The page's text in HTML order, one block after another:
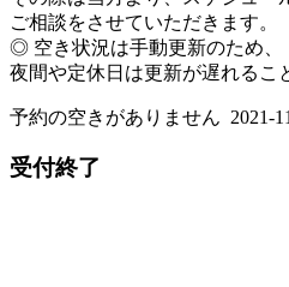
ご相談をさせていただきます。
◎ 空き状況は手動更新のため、
夜間や定休日は更新が遅れるこ
予約の空きがありません 2021-
受付終了